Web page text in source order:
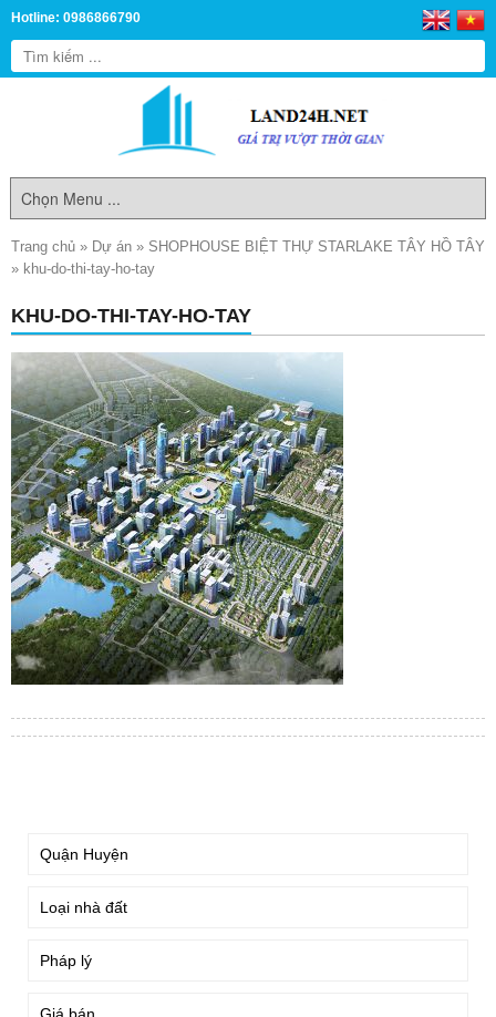
Hotline: 0986866790
Trang chủ » Dự án » SHOPHOUSE BIỆT THỰ STARLAKE TÂY HỒ TÂY
» khu-do-thi-tay-ho-tay
KHU-DO-THI-TAY-HO-TAY